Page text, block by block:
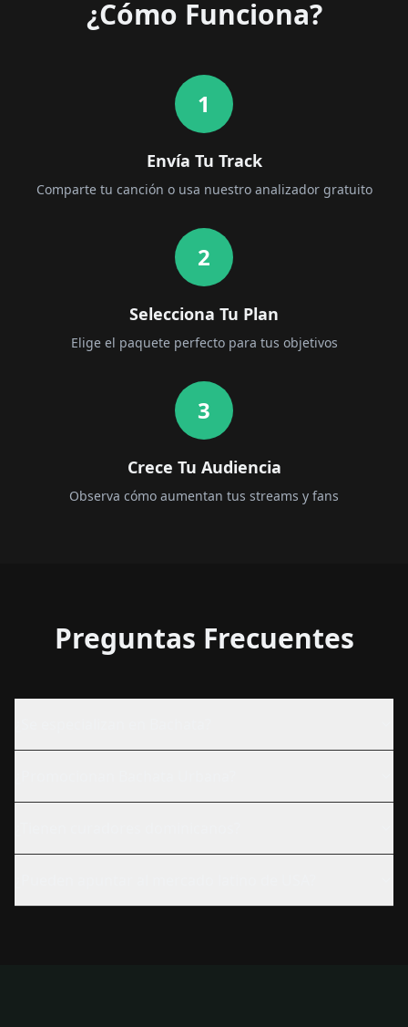
¿Cómo Funciona?
1
Envía Tu Track
Comparte tu canción o usa nuestro analizador gratuito
2
Selecciona Tu Plan
Elige el paquete perfecto para tus objetivos
3
Crece Tu Audiencia
Observa cómo aumentan tus streams y fans
Preguntas Frecuentes